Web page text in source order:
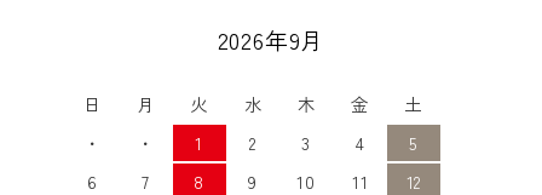
2026年9月
日 月 火 水 木 金
土
・
・ 1 2 3 4
5
6
7 8 9 10 11
12